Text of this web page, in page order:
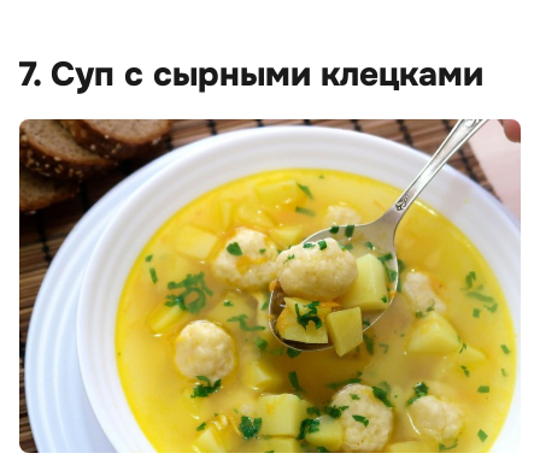
7. Суп с сырными клецками